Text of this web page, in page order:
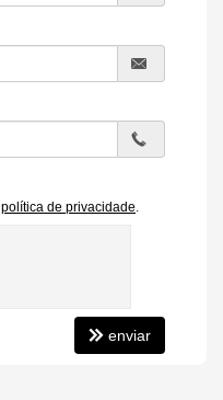
política de privacidade
enviar